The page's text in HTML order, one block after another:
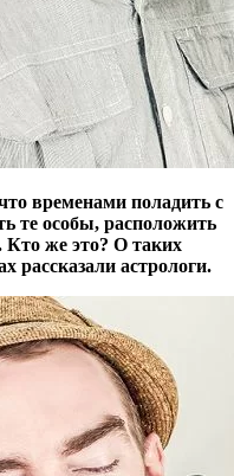
временами поладить с
те особы, расположить
Кто же это? О таких
рассказали астрологи.